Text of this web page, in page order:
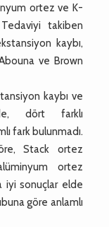
ortez ve K-
takiben
kaybı,
ve Brown
kaybı ve
dört farklı
fark bulunmadı.
Stack ortez
ortez
iyi sonuçlar elde
göre anlamlı